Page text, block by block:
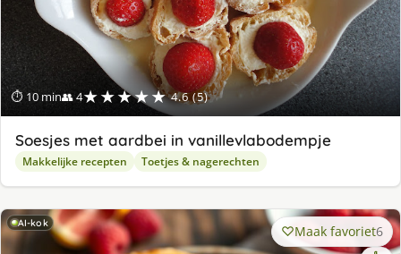
⏱ 10 min👥 4★★★★★ 4.6 (5)
Soesjes met aardbei in vanillevlabodempje
Makkelijke recepten Toetjes & nagerechten
AI-kok Maak favoriet6